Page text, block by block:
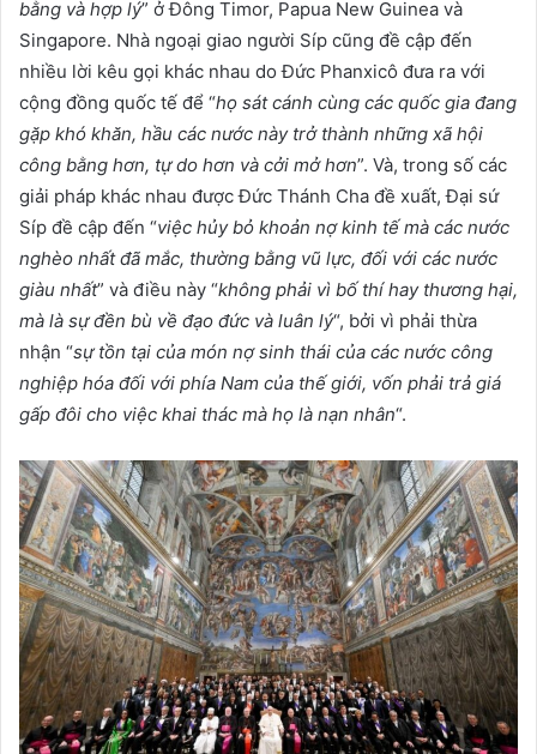
bằng và hợp lý” ở Đông Timor, Papua New Guinea và
Singapore. Nhà ngoại giao người Síp cũng đề cập đến
nhiều lời kêu gọi khác nhau do Đức Phanxicô đưa ra với
cộng đồng quốc tế để “họ sát cánh cùng các quốc gia đang
gặp khó khăn, hầu các nước này trở thành những xã hội
công bằng hơn, tự do hơn và cởi mở hơn”. Và, trong số các
giải pháp khác nhau được Đức Thánh Cha đề xuất, Đại sứ
Síp đề cập đến “việc hủy bỏ khoản nợ kinh tế mà các nước
nghèo nhất đã mắc, thường bằng vũ lực, đối với các nước
giàu nhất” và điều này “không phải vì bố thí hay thương hại,
mà là sự đền bù về đạo đức và luân lý“, bởi vì phải thừa
nhận “sự tồn tại của món nợ sinh thái của các nước công
nghiệp hóa đối với phía Nam của thế giới, vốn phải trả giá
gấp đôi cho việc khai thác mà họ là nạn nhân“.